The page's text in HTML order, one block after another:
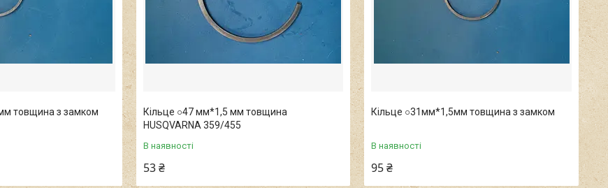
товщина з замком
Кільце ○47 мм*1,5 мм товщина
HUSQVARNA 359/455
В наявності
53 ₴
Кільце ○31мм*1,5мм товщина з замком
В наявності
95 ₴